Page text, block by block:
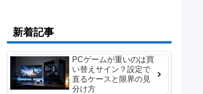
新着記事
PCゲームが重いのは買
い替えサイン？設定で
直るケースと限界の見
分け方